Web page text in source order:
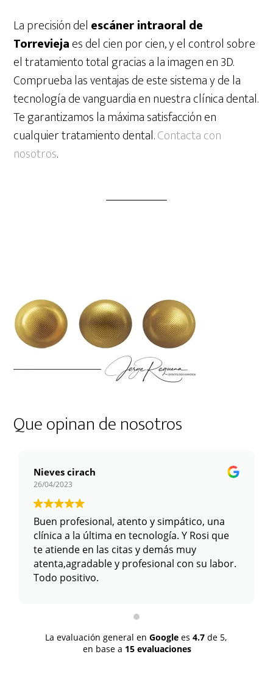
La precisión del escáner intraoral de
Torreviejaes del cien por cien, y el control sobre
el tratamiento total gracias a la imagen en 3D.
Comprueba las ventajas de este sistema y de la
tecnología de vanguardia en nuestra clínica dental.
Te garantizamos la máxima satisfacción en
cualquier tratamiento dental.Contacta con
nosotros.
Que opinan de nosotros
Nieves cirach
26/04/2023
Buen profesional, atento y simpático, una
clínica a la última en tecnología. Y Rosi que
te atiende en las citas y demás muy
atenta,agradable y profesional con su labor.
Todo positivo.
La evaluación general en Google es 4.7 de 5,
en base a 15 evaluaciones